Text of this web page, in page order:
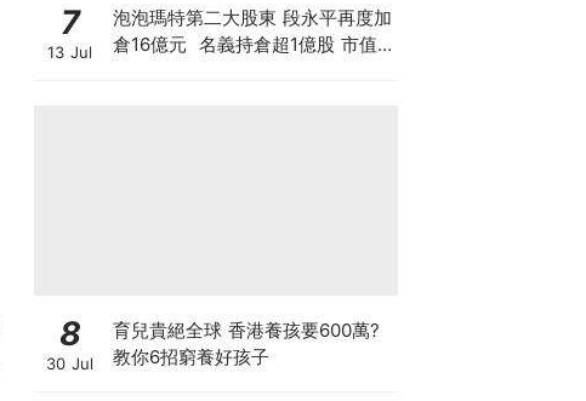
7
13 Jul
泡泡瑪特第二大股東 段永平再度加
倉16億元 名義持倉超1億股 市值
8
30 Jul
育兒貴絕全球 香港養孩要600萬?
教你6招窮養好孩子